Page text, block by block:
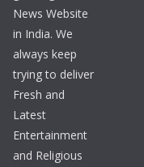
News Website
in India. We
always keep
trying to deliver
Fresh and
Latest
Entertainment
and Religious